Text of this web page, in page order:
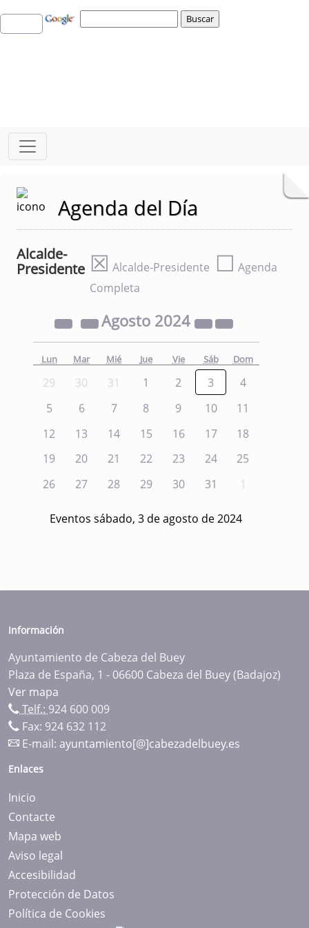
Agenda del Día
Alcalde-
Presidente ☒ Alcalde-Presidente ☐ Agenda
Completa
Agosto 2024
Lun Mar Mié Jue Vie Sáb Dom
29 30 31 1 2 3
4
5
6 7 8 9 10
11
12
13 14 15 16 17
18
19
20 21 22 23 24
25
26
27 28 29 30 31 1
Eventos sábado, 3 de agosto de 2024
Información
Ayuntamiento de Cabeza del Buey
Plaza de España, 1 - 06600 Cabeza del Buey (Badajoz)
Ver mapa
Telf.: 924 600 009
Fax: 924 632 112
E-mail: ayuntamiento[@]cabezadelbuey.es
Enlaces
Inicio
Contacte
Mapa web
Aviso legal
Accesibilidad
Protección de Datos
Política de Cookies